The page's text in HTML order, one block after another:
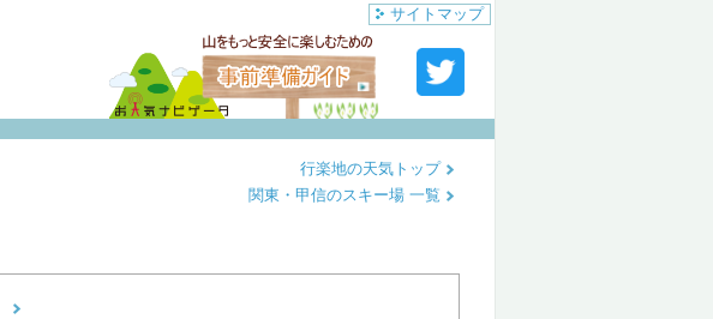
サイトマップ
行楽地の天気トップ
関東・甲信のスキー場 一覧